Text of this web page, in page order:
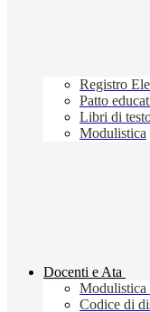
Registro
Patto
Libri di
Modulistica
Docenti e Ata
Modulistica
Codice di